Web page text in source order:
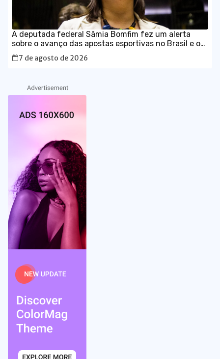
A deputada federal Sâmia Bomfim fez um alerta
sobre o avanço das apostas esportivas no Brasil e os
impactos que as chamadas “bets” têm provocado no
orçamento das famílias.
7 de agosto de 2026